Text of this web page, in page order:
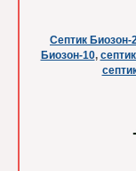
Септик Биозон-
Биозон-10,